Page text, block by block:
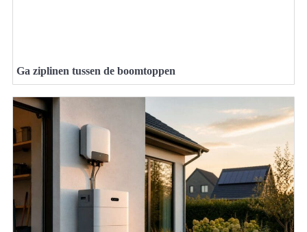
Ga ziplinen tussen de boomtoppen